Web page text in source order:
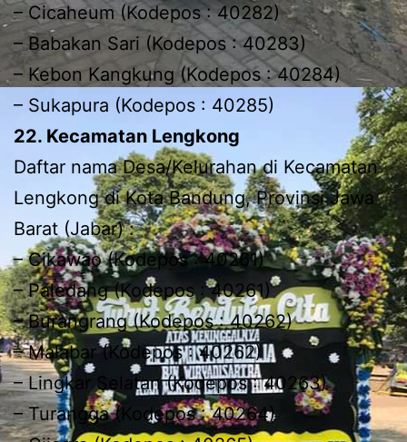
– Cicaheum (Kodepos : 40282)
– Babakan Sari (Kodepos : 40283)
– Kebon Kangkung (Kodepos : 40284)
– Sukapura (Kodepos : 40285)
22. Kecamatan Lengkong
Daftar nama Desa/Kelurahan di Kecamatan
Lengkong di Kota Bandung, Provinsi Jawa
Barat (Jabar) :
– Cikawao (Kodepos : 40261)
– Paledang (Kodepos : 40261)
– Burangrang (Kodepos : 40262)
– Malabar (Kodepos : 40262)
– Lingkar Selatan (Kodepos : 40263)
– Turangga (Kodepos : 40264)